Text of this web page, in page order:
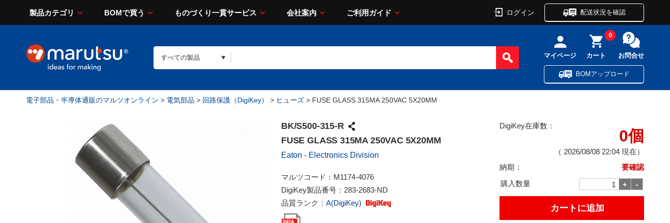
製品カテゴリ BOMで買う ものづくり一貫サービス 会社案内 ご利用ガイド ログイン 配送状況を確認
マイページ カート
0
お問合せ
BOMアップロード
電子部品・半導体通販のマルツオンライン > 電気部品 > 回路保護（DigiKey） > ヒューズ > FUSE GLASS 315MA 250VAC 5X20MM
BK/S500-315-R
FUSE GLASS 315MA 250VAC 5X20MM
Eaton - Electronics Division
マルツコード： M1174-4076
DigiKey製品番号： 283-2683-ND
品質ランク： A(DigiKey)
DigiKey在庫数：
0個
（ 2026/08/08 22:04 現在）
納期：
要確認
購入数量